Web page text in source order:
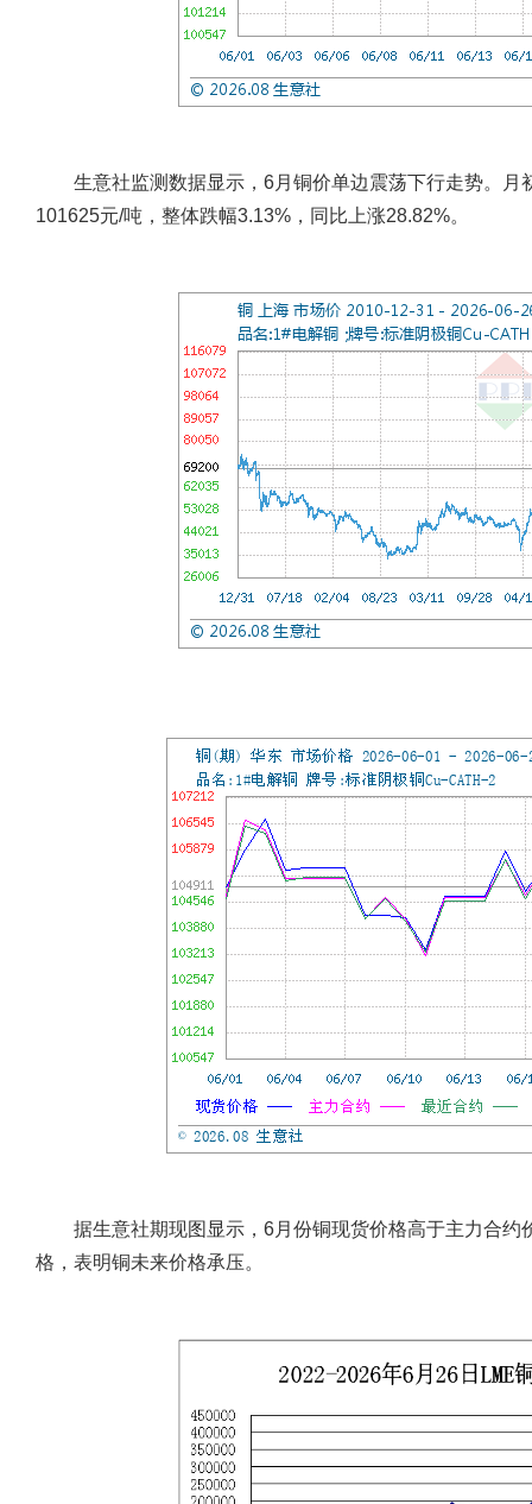
生意社监测数据显示，6月铜价单边震荡下行走势。月
101625元/吨，整体跌幅3.13%，同比上涨28.82%。
据生意社期现图显示，6月份铜现货价格高于主力合约
格，表明铜未来价格承压。